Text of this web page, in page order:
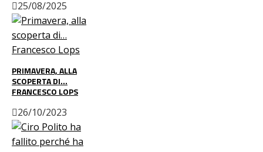
25/08/2025
PRIMAVERA, ALLA
SCOPERTA DI…
FRANCESCO LOPS
26/10/2023